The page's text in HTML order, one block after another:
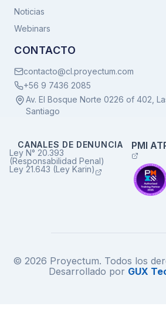
Noticias
Webinars
CONTACTO
contacto@cl.proyectum.com
+56 9 7436 2085
Av. El Bosque Norte 0226 of 402,
Santiago
CANALES DE DENUNCIA
Ley N° 20.393
(Responsabilidad Penal)
Ley 21.643 (Ley Karin)
PMI
© 2026 Proyectum. Todos los
Desarrollado por GUX